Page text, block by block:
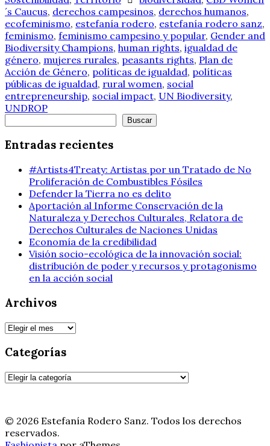
´s Caucus, derechos campesinos, derechos humanos,
ecofeminismo, estefanía rodero, estefanía rodero sanz,
feminismo, feminismo campesino y popular, Gender and
Biodiversity Champions, human rights, igualdad de
género, mujeres rurales, peasants rights, Plan de
Acción de Género, políticas de igualdad, políticas
públicas de igualdad, rural women, social
entrepreneurship, social impact, UN Biodiversity,
UNDROP
Buscar
Entradas recientes
#Artists4Treaty: Artistas por un Tratado de No
Proliferación de Combustibles Fósiles
Defender la Tierra no es delito
Aportación al Informe Conservación de la
Naturaleza y Derechos Culturales, Relatora de
Derechos Culturales de Naciones Unidas
Economía de la credibilidad
Visión socio-ecológica de la innovación social:
distribución de poder y recursos y protagonismo
en la acción social
Archivos
Archivos
Categorías
Categorías
© 2026 Estefanía Rodero Sanz. Todos los derechos
reservados.